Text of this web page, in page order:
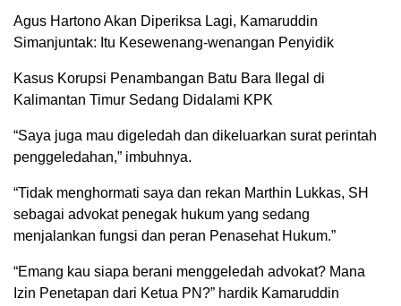
Agus Hartono Akan Diperiksa Lagi, Kamaruddin
Simanjuntak: Itu Kesewenang-wenangan Penyidik
Kasus Korupsi Penambangan Batu Bara Ilegal di
Kalimantan Timur Sedang Didalami KPK
“Saya juga mau digeledah dan dikeluarkan surat perintah
penggeledahan,” imbuhnya.
“Tidak menghormati saya dan rekan Marthin Lukkas, SH
sebagai advokat penegak hukum yang sedang
menjalankan fungsi dan peran Penasehat Hukum.”
“Emang kau siapa berani menggeledah advokat? Mana
Izin Penetapan dari Ketua PN?” hardik Kamaruddin